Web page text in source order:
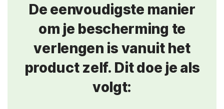
De eenvoudigste manier
om je bescherming te
verlengen is vanuit het
product zelf. Dit doe je als
volgt: